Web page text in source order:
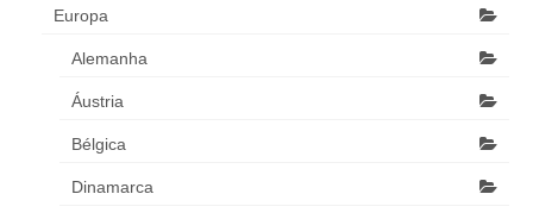
Europa
Alemanha
Áustria
Bélgica
Dinamarca